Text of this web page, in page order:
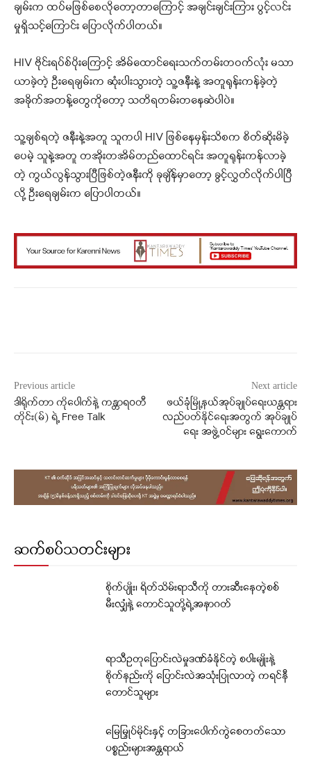
ချမ်းက ထပ်မဖြစ်စေလိုတော့တာကြောင့် အချင်းချင်းကြား ပွင့်လင်း
မှုရှိသင့်ကြောင်း ပြောလိုက်ပါတယ်။
HIV ဗိုင်းရပ်စ်ပိုးကြောင့် အိမ်ထောင်ရေးသက်တမ်းတဝက်လုံး မသာ
ယာခဲ့တဲ့ ဦး‌ရေချမ်းက ဆုံးပါးသွားတဲ့ သူ့ဇနီးနဲ့ အတူရုန်းကန်ခဲ့တဲ့
အခိုက်အတန့်တွေကိုတော့ သတိရတမ်းတနေဆဲပါပဲ။
သူ့ချစ်ရတဲ့ ဇနီးနဲ့အတူ သူကပါ HIV ဖြစ်နေမှန်းသိစက စိတ်ဆိုးမိခဲ့
ပေမဲ့ သူနဲ့အတူ တအိုးတအိမ်တည်ထောင်ရင်း အတူရုန်းကန်လာခဲ့
တဲ့ ကွယ်လွန်သွားပြီဖြစ်တဲ့ဇနီးကို ခုချိန်မှာတော့ ခွင့်လွှတ်လိုက်ပါပြီ
လို့ ဦးရေချမ်းက ပြောပါတယ်။
Previous article
ဒါရိုက်တာ ကိုပေါက်နဲ့ ကန္တာရဝတီ
တိုင်း(မ်) ရဲ့ Free Talk
Next article
ဖယ်ခုံမြို့နယ်အုပ်ချုပ်ရေးယန္တရား
လည်ပတ်နိုင်ရေးအတွက် အုပ်ချုပ်
ရေး အဖွဲ့ဝင်များ ရွေးကောက်
ဆက်စပ်သတင်းများ
စိုက်ပျိုး၊ ရိတ်သိမ်းရာသီကို တားဆီးနေတဲ့စစ်
မီးလျှံနဲ့ တောင်သူတို့ရဲ့အနာဂတ်
ရာသီဥတုပြောင်းလဲမှုဒဏ်ခံနိုင်တဲ့ စပါးမျိုးနဲ့
စိုက်နည်းကို ပြောင်းလဲအသုံးပြုလာတဲ့ ကရင်နီ
တောင်သူများ
မြေမြှုပ်မိုင်းနှင့် တခြားပေါက်ကွဲစေတတ်သော
ပစ္စည်းများအန္တရာယ်